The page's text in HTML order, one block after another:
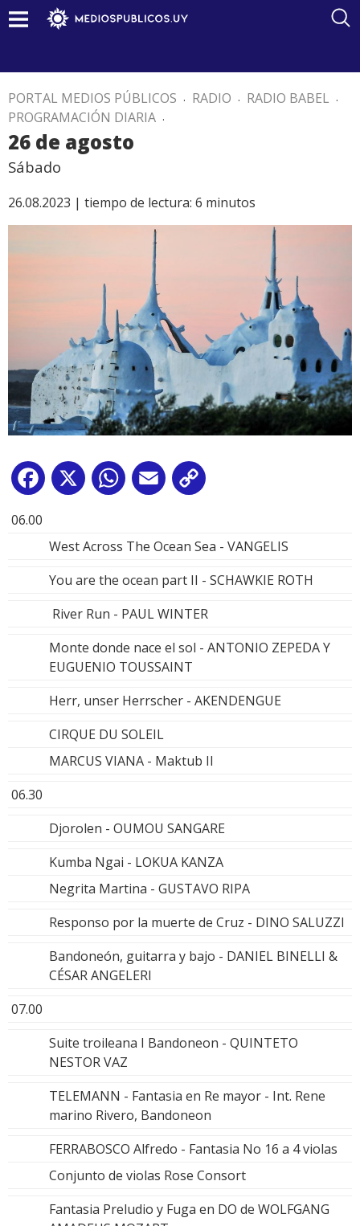
PORTAL MEDIOS PÚBLICOS . RADIO . RADIO BABEL .
PROGRAMACIÓN DIARIA .
26 de agosto
Sábado
26.08.2023 | tiempo de lectura: 6 minutos
Facebook
X WhatsApp
Email
06.00
West Across The Ocean Sea - VANGELIS
You are the ocean part II - SCHAWKIE ROTH
River Run - PAUL WINTER
Monte donde nace el sol - ANTONIO ZEPEDA Y
EUGUENIO TOUSSAINT
Herr, unser Herrscher - AKENDENGUE
CIRQUE DU SOLEIL
MARCUS VIANA - Maktub II
06.30
Djorolen - OUMOU SANGARE
Kumba Ngai - LOKUA KANZA
Negrita Martina - GUSTAVO RIPA
Responso por la muerte de Cruz - DINO SALUZZI
Bandoneón, guitarra y bajo - DANIEL BINELLI &
CÉSAR ANGELERI
07.00
Suite troileana I Bandoneon - QUINTETO
NESTOR VAZ
TELEMANN - Fantasia en Re mayor - Int. Rene
marino Rivero, Bandoneon
FERRABOSCO Alfredo - Fantasia No 16 a 4 violas
Conjunto de violas Rose Consort
Fantasia Preludio y Fuga en DO de WOLFGANG